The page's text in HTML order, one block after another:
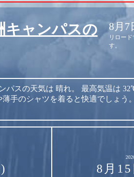
キャンパスの
8月7
リロー
す。
パスの天気は 晴れ。 最高気温は
薄手のシャツを着ると快適でしょう。
8月